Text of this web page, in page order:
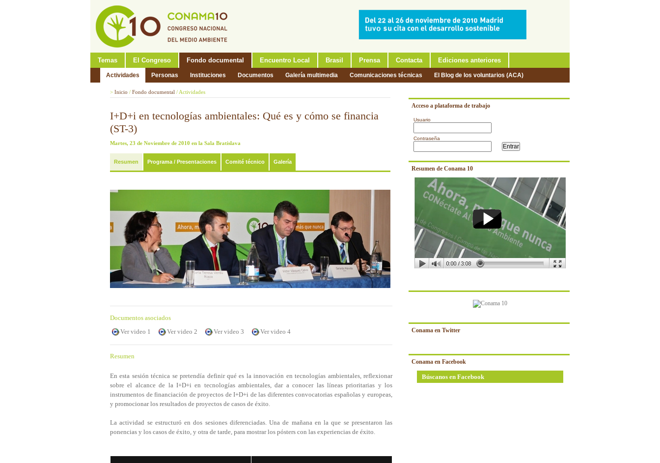
Temas El Congreso Fondo documental Encuentro Local Brasil Prensa Contacta Ediciones anteriores
Actividades Personas Instituciones Documentos Galería multimedia Comunicaciones técnicas El Blog de los voluntarios (ACA)
Acceso a plataforma de trabajo
Usuario
Contraseña
Resumen de Conama 10
Conama en Twitter
Conama en Facebook
Búscanos en Facebook
> Inicio / Fondo documental / Actividades
I+D+i en tecnologías ambientales: Qué es y cómo se financia
(ST-3)
Martes, 23 de Noviembre de 2010 en la Sala Bratislava
Resumen Programa / Presentaciones Comité técnico Galería
Documentos asociados
Ver video 1
Ver video 2 Ver video 3 Ver video 4
Resumen
En esta sesión técnica se pretendía definir qué es la innovación en tecnologías ambientales, reflexionar
sobre el alcance de la I+D+i en tecnologías ambientales, dar a conocer las líneas prioritarias y los
instrumentos de financiación de proyectos de I+D+i de las diferentes convocatorias españolas y europeas,
y promocionar los resultados de proyectos de casos de éxito.
La actividad se estructuró en dos sesiones diferenciadas. Una de mañana en la que se presentaron las
ponencias y los casos de éxito, y otra de tarde, para mostrar los pósters con las experiencias de éxito.